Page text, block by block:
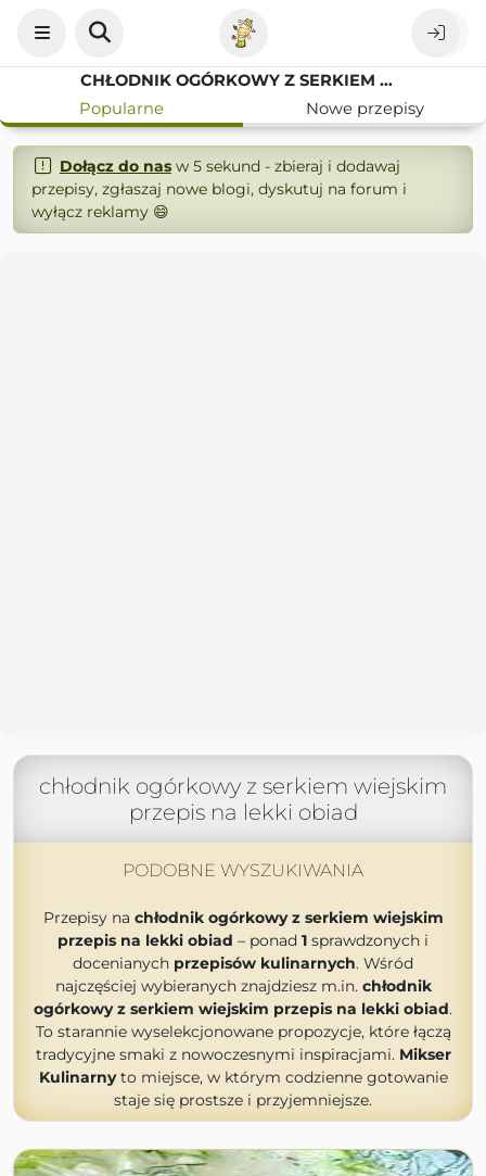
CHŁODNIK OGÓRKOWY Z SERKIEM WIEJSKIM PRZEPIS NA LEKKI OBIAD
Popularne
Nowe przepisy
Dołącz do nasw 5 sekund - zbieraj i dodawaj
przepisy, zgłaszaj nowe blogi, dyskutuj na forum i
wyłącz reklamy 😄
chłodnik ogórkowy z serkiem wiejskim
przepis na lekki obiad
PODOBNE WYSZUKIWANIA
Przepisy na chłodnik ogórkowy z serkiem wiejskim
przepis na lekki obiad – ponad 1 sprawdzonych i
docenianych przepisów kulinarnych. Wśród
najczęściej wybieranych znajdziesz m.in. chłodnik
ogórkowy z serkiem wiejskim przepis na lekki obiad.
To starannie wyselekcjonowane propozycje, które łączą
tradycyjne smaki z nowoczesnymi inspiracjami. Mikser
Kulinarnyto miejsce, w którym codzienne gotowanie
staje się prostsze i przyjemniejsze.